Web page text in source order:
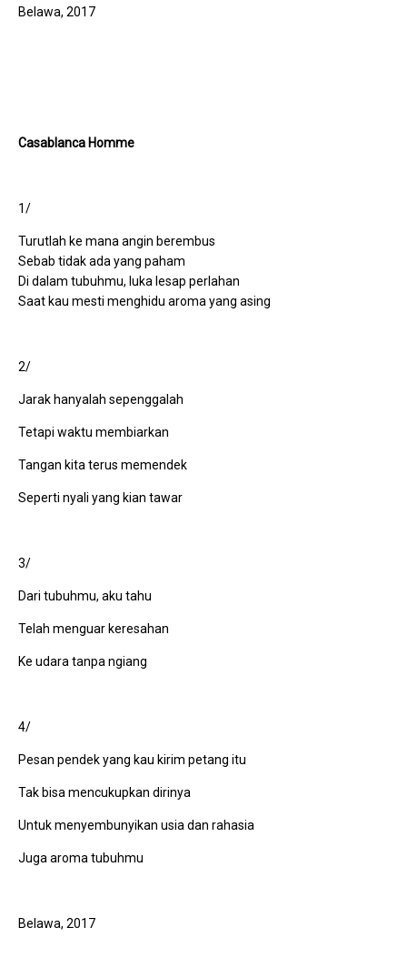
Belawa, 2017
Casablanca Homme
1/
Turutlah ke mana angin berembus
Sebab tidak ada yang paham
Di dalam tubuhmu, luka lesap perlahan
Saat kau mesti menghidu aroma yang asing
2/
Jarak hanyalah sepenggalah
Tetapi waktu membiarkan
Tangan kita terus memendek
Seperti nyali yang kian tawar
3/
Dari tubuhmu, aku tahu
Telah menguar keresahan
Ke udara tanpa ngiang
4/
Pesan pendek yang kau kirim petang itu
Tak bisa mencukupkan dirinya
Untuk menyembunyikan usia dan rahasia
Juga aroma tubuhmu
Belawa, 2017